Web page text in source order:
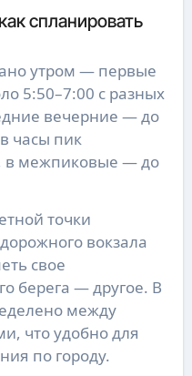
спланировать
утром — первые
5:50–7:00 с разных
вечерние — до
часы пик
в межпиковые — до
точки
вокзала
свое
берега — другое. В
между
что удобно для
по городу.